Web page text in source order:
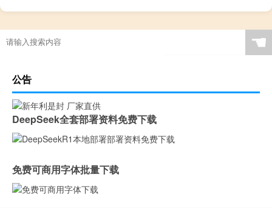
☚
公告
DeepSeek全套部署资料免费下载
免费可商用字体批量下载